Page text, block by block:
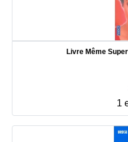
Livre Même
1